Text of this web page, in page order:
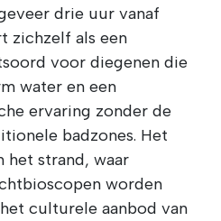
drie uur vanaf
zichzelf als een
voor diegenen die
water en een
ervaring zonder de
badzones. Het
het strand, waar
worden
culturele aanbod van